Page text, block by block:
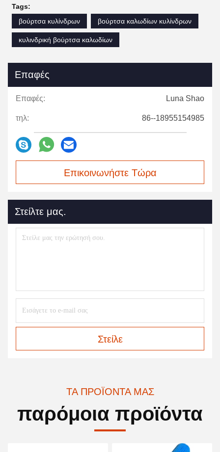
Tags:
βούρτσα κυλίνδρων
βούρτσα καλωδίων κυλίνδρων
κυλινδρική βούρτσα καλωδίων
Επαφές
Επαφές: Luna Shao
τηλ: 86--18955154985
Επικοινωνήστε Τώρα
Στείλτε μας.
Στείλε
ΤΑ ΠΡΟΪΌΝΤΑ ΜΑΣ
παρόμοια προϊόντα